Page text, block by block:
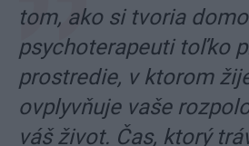
tom, ako si tvoria
psychoterapeuti toľko
prostredie, v ktorom
ovplyvňuje vaše
váš život. Čas, ktorý